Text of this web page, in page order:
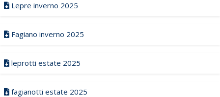
Lepre inverno 2025
Fagiano inverno 2025
leprotti estate 2025
fagianotti estate 2025